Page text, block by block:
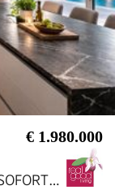
€ 1.980.000